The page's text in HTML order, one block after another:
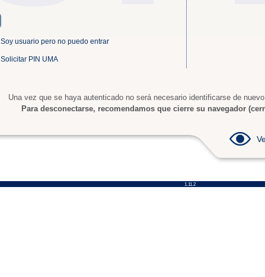
Soy usuario pero no puedo entrar
Solicitar PIN UMA
Una vez que se haya autenticado no será necesario identificarse de
Para desconectarse, recomendamos que cierre su navegador
1.11.2